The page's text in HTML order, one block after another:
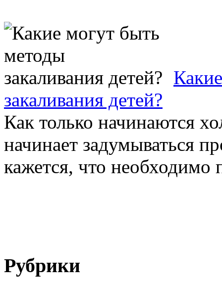
закаливания детей?
Как только начинаются
начинает задумываться
кажется, что необходимо
Рубрики